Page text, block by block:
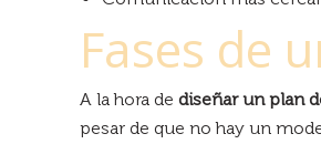
Fases de
A la hora de diseñar un plan
pesar de que no hay un